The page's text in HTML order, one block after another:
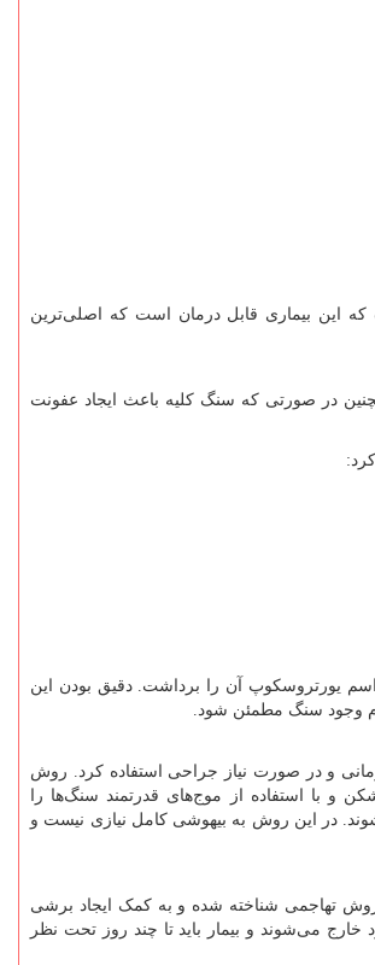
که این بیماری قابل درمان است که اصلی‌ترین
در صورتی که سنگ کلیه باعث ایجاد عفونت
یورتروسکوپ آن را برداشت. دقیق بودن این
وجود سنگ مطمئن شود.
و در صورت نیاز جراحی استفاده کرد. روش
با استفاده از موج‌های قدرتمند سنگ‌ها را
در این روش به بیهوشی کامل نیازی نیست و
تهاجمی شناخته شده و به کمک ایجاد برشی
می‌شوند و بیمار باید تا چند روز تحت نظر